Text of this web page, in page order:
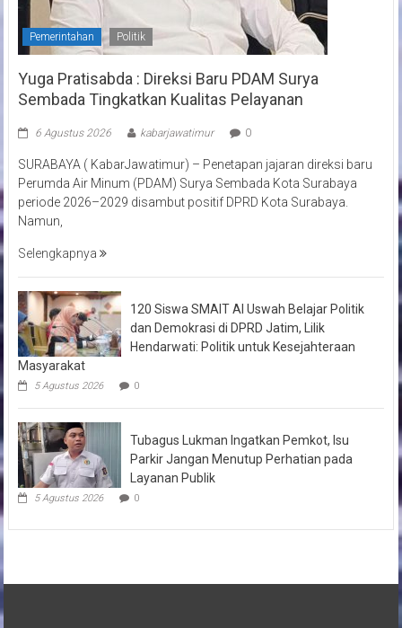
Pemerintahan Politik
Yuga Pratisabda : Direksi Baru PDAM Surya
Sembada Tingkatkan Kualitas Pelayanan
6 Agustus 2026 kabarjawatimur 0
SURABAYA ( KabarJawatimur) – Penetapan jajaran direksi baru
Perumda Air Minum (PDAM) Surya Sembada Kota Surabaya
periode 2026–2029 disambut positif DPRD Kota Surabaya.
Namun,
Selengkapnya
120 Siswa SMAIT Al Uswah Belajar Politik
dan Demokrasi di DPRD Jatim, Lilik
Hendarwati: Politik untuk Kesejahteraan
Masyarakat
5 Agustus 2026 0
Tubagus Lukman Ingatkan Pemkot, Isu
Parkir Jangan Menutup Perhatian pada
Layanan Publik
5 Agustus 2026 0